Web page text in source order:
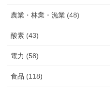
農業・林業・漁業 (48)
酸素 (43)
電力 (58)
食品 (118)